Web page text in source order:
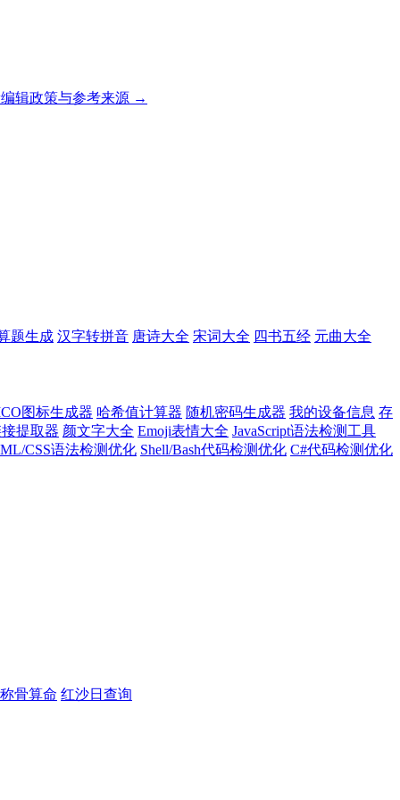
辑政策与参考来源 →
题生成 汉字转拼音 唐诗大全 宋词大全 四书五经 元曲大全
图标生成器 哈希值计算器 随机密码生成器 我的设备信息 存
提取器 颜文字大全 Emoji表情大全 JavaScript语法检测工具
CSS语法检测优化 Shell/Bash代码检测优化 C#代码检测优化
称骨算命 红沙日查询